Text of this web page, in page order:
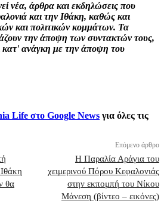
νέα, άρθρα και εκδηλώσεις που
και την Ιθάκη, καθώς και
και πολιτικών κομμάτων. Τα
την άποψη των συντακτών τους,
κατ' ανάγκη με την άποψη του
Life στο Google News για όλες τις
θα
Επόμενο άρθρο
Η Παραλία Αράγια του
χειμερινού Πόρου Κεφαλονιάς
στην εκπομπή του Νίκου
Μάνεση (βίντεο – εικόνες)